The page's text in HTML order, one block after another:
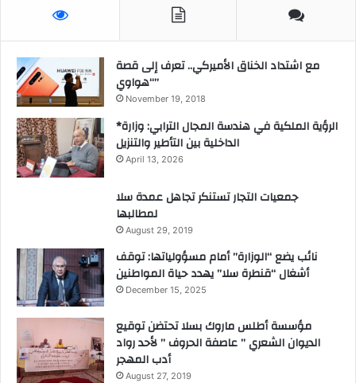
مع اشتداد الخناق الأميركي.. تعرف إلى قصة
“هواوي”
November 19, 2018
*الرؤية الملكية في هندسة المجال الترابي: وزارة
الداخلية بين التأطير والتنزيل
April 13, 2026
جمعيات التجار تستنكر تجاهل عمدة سلا
لمطالبها
August 29, 2019
نائب يضع “الوزارة” أمام مسؤولياتها: توقف
أشغال “قنطرة سلا” يهدد حياة المواطنين
December 15, 2025
مؤسسة أطلس ماروك بسلا تحتضن توقيع
الديوان الشعري ” عاصفة الحروف ” لأحد رواد
أدب المهجر
August 27, 2019